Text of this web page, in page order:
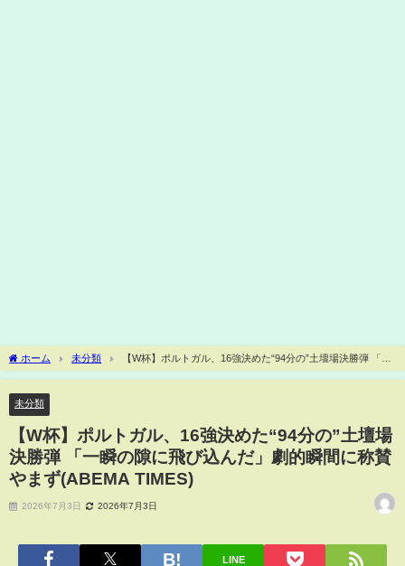
ホーム 未分類
【W杯】ポルトガル、16強決めた“94分の”土壇場決勝弾 「一
瞬の隙に飛び込んだ」劇的瞬間に称賛やまず(ABEMA TIMES)
未分類
【W杯】ポルトガル、16強決めた“94分の”土壇場
決勝弾 「一瞬の隙に飛び込んだ」劇的瞬間に称賛
やまず(ABEMA TIMES)
2026年7月3日 2026年7月3日
LINE